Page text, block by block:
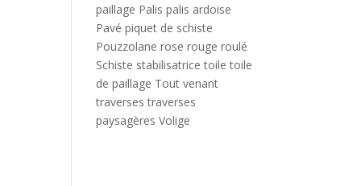
paillage Palis palis ardoise
Pavé piquet de schiste
Pouzzolane rose rouge roulé
Schiste stabilisatrice toile toile
de paillage Tout venant
traverses traverses
paysagères Volige